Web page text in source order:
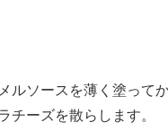
ソースを薄く塗って
チーズを散らします。